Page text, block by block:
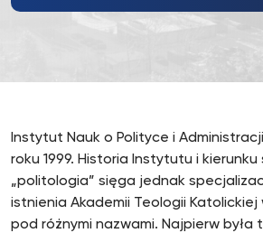
Instytut Nauk o Polityce i Administracji
roku 1999. Historia Instytutu i
„politologia” sięga jednak
istnienia Akademii Teologii Katolickiej
pod różnymi nazwami. Najpierw była